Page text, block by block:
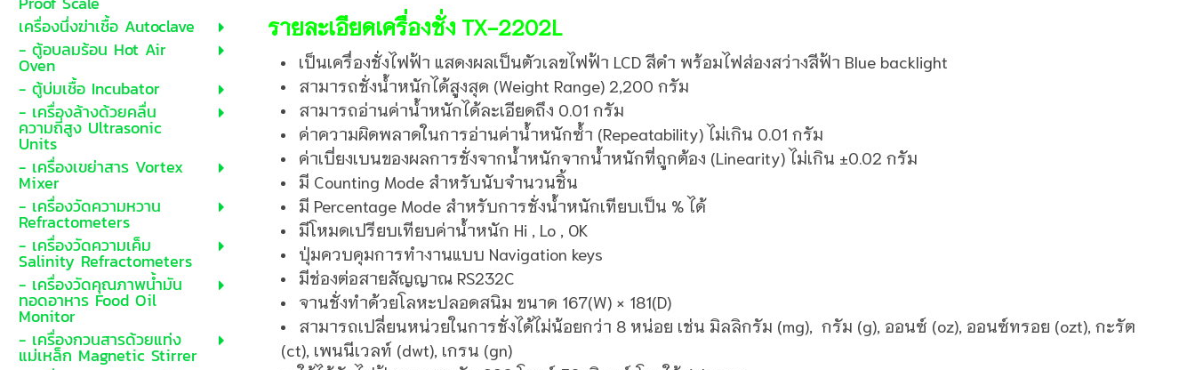
เครื่องนึ่งฆ่าเชื้อ Autoclave
- ตู้อบลมร้อน Hot Air
Oven
- ตู้บ่มเชื้อ Incubator
- เครื่องล้างด้วยคลื่น
ความถี่สูง Ultrasonic
Units
- เครื่องเขย่าสาร Vortex
Mixer
- เครื่องวัดความหวาน
Refractometers
- เครื่องวัดความเค็ม
Salinity Refractometers
- เครื่องวัดคุณภาพน้ำมัน
ทอดอาหาร Food Oil
Monitor
- เครื่องกวนสารด้วยแท่ง
แม่เหล็ก Magnetic Stirrer
รายละเอียดเครื่องชั่ง TX-2202L
เป็นเครื่องชั่งไฟฟ้า แสดงผลเป็นตัวเลขไฟฟ้า LCD สีดำ พร้อมไฟส่องสว่างสีฟ้า Blue backlight
สามารถชั่งน้ำหนักได้สูงสุด (Weight Range) 2,200 กรัม
สามารถอ่านค่าน้ำหนักได้ละเอียดถึง 0.01 กรัม
ค่าความผิดพลาดในการอ่านค่าน้ำหนักซ้ำ (Repeatability) ไม่เกิน 0.01 กรัม
ค่าเบี่ยงเบนของผลการชั่งจากน้ำหนักจากน้ำหนักที่ถูกต้อง (Linearity) ไม่เกิน ±0.02 กรัม
มี Counting Mode สำหรับนับจำนวนชิ้น
มี Percentage Mode สำหรับการชั่งน้ำหนักเทียบเป็น % ได้
มีโหมดเปรียบเทียบค่าน้ำหนัก Hi , Lo , OK
ปุ่มควบคุมการทำงานแบบ Navigation keys
มีช่องต่อสายสัญญาณ RS232C
จานชั่งทำด้วยโลหะปลอดสนิม ขนาด 167(W) × 181(D)
สามารถเปลี่ยนหน่วยในการชั่งได้ไม่น้อยกว่า 8 หน่อย เช่น มิลลิกรัม (mg), กรัม (g), ออนซ์ (oz), ออนซ์ทรอย (ozt), กะรัต
(ct), เพนนีเวลท์ (dwt), เกรน (gn)